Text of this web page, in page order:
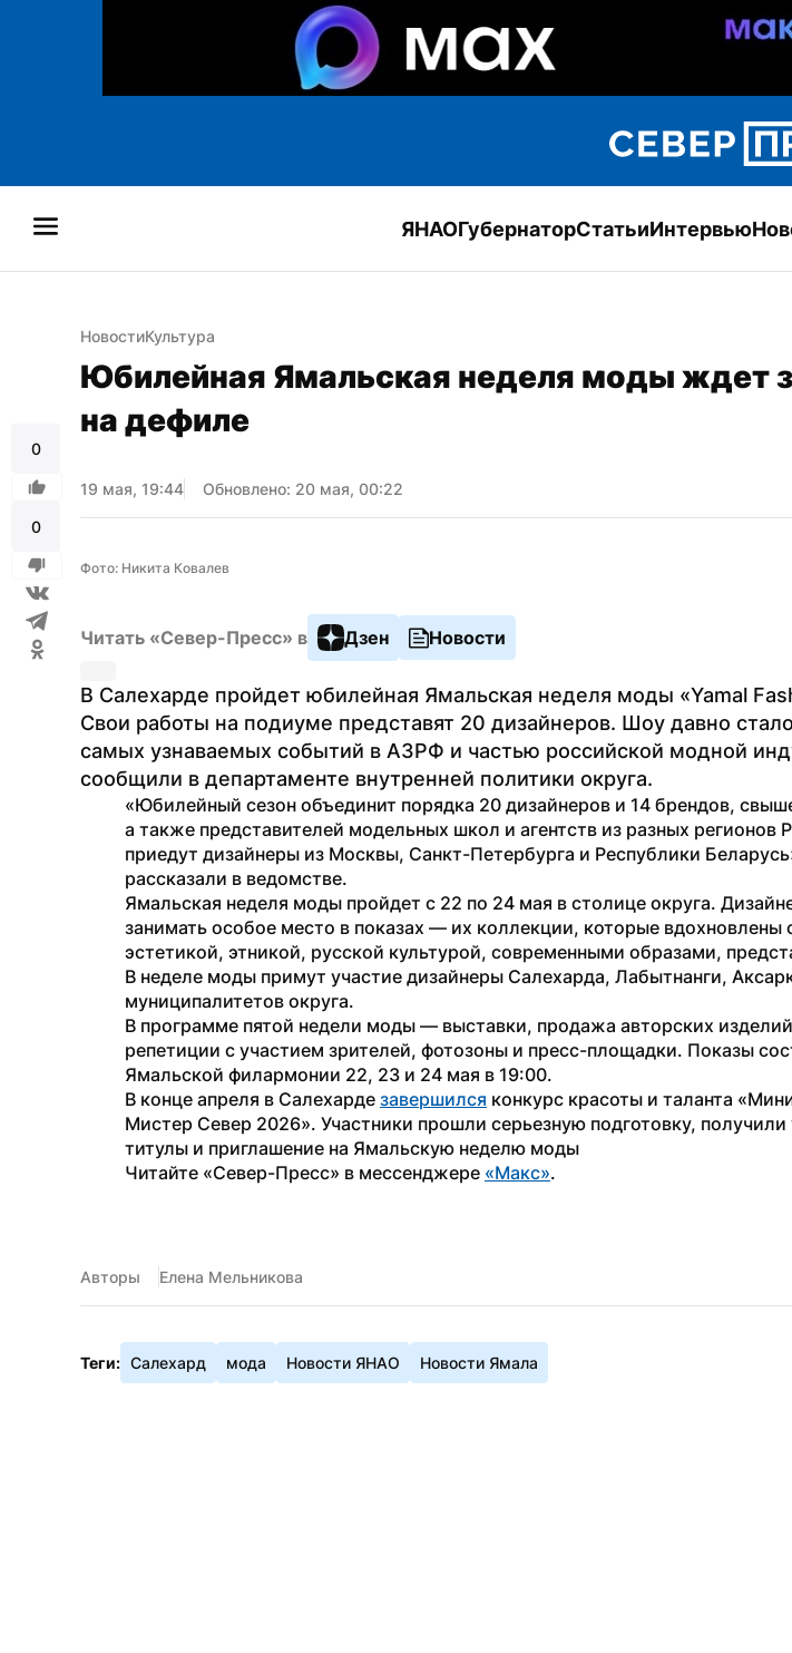
ЯНАОГубернаторСтатьиИнтервью
0
0
НовостиКультура
Юбилейная Ямальская неделя моды ждет
на дефиле
19 мая, 19:44 Обновлено: 20 мая, 00:22
Фото: Никита Ковалев
Читать «Север-Пресс» в Дзен Новости
В Салехарде пройдет юбилейная Ямальская неделя моды «Yamal
Свои работы на подиуме представят 20 дизайнеров. Шоу давно
самых узнаваемых событий в АЗРФ и частью российской модной
сообщили в департаменте внутренней политики округа.
«Юбилейный сезон объединит порядка 20 дизайнеров и 14 брендов,
а также представителей модельных школ и агентств из разных регионов
приедут дизайнеры из Москвы, Санкт-Петербурга и Республики
рассказали в ведомстве.
Ямальская неделя моды пройдет с 22 по 24 мая в столице округа.
занимать особое место в показах — их коллекции, которые вдохновлены
эстетикой, этникой, русской культурой, современными образами,
В неделе моды примут участие дизайнеры Салехарда, Лабытнанги,
муниципалитетов округа.
В программе пятой недели моды — выставки, продажа авторских
репетиции с участием зрителей, фотозоны и пресс-площадки. Показы
Ямальской филармонии 22, 23 и 24 мая в 19:00.
В конце апреля в Салехарде завершился конкурс красоты и таланта
Мистер Север 2026». Участники прошли серьезную подготовку, получили
титулы и приглашение на Ямальскую неделю моды
Читайте «Север-Пресс» в мессенджере «Макс».
Авторы Елена Мельникова
Теги: Салехард мода Новости ЯНАО Новости Ямала